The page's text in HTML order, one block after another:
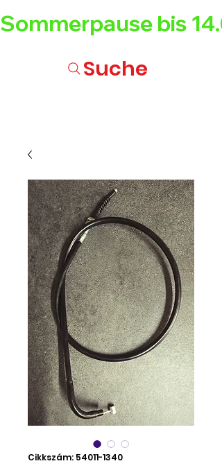
Sommerpause bis
Suche
Cikkszám: 54011-1340